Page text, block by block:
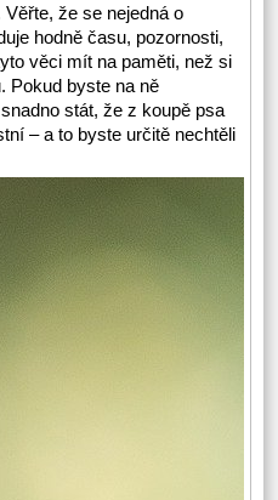
že se nejedná o
hodně času, pozornosti,
věci mít na paměti, než si
Pokud byste na ně
stát, že z koupě psa
– a to byste určitě nechtěli